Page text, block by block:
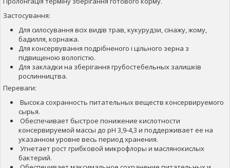
Застосування:
Для силосування всіх видів трав, кукурудзи, сінажу, жому,
бадилля, корнажа.
Для консервування подрібненого і цільного зерна з
підвищеною вологістю.
Для закладки на зберігання грубостебельных залишків
рослинництва.
Переваги:
Высока сохранность питательных веществ консервируемого
сырья.
Обеспечивает быстрое понижение кислотности
консервируемой массы до рН 3,9-4,3 и поддерживает ее на
указанном уровне весь период хранения.
Угнетает рост грибковой микрофлоры и маслянокислых
бактерий.